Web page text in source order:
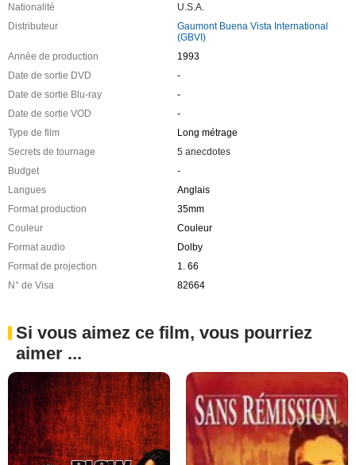
Nationalité
U.S.A.
Distributeur
Gaumont Buena Vista International
(GBVI)
Année de production
1993
Date de sortie DVD
-
Date de sortie Blu-ray
-
Date de sortie VOD
-
Type de film
Long métrage
Secrets de tournage
5 anecdotes
Budget
-
Langues
Anglais
Format production
35mm
Couleur
Couleur
Format audio
Dolby
Format de projection
1. 66
N° de Visa
82664
Si vous aimez ce film, vous pourriez
aimer ...